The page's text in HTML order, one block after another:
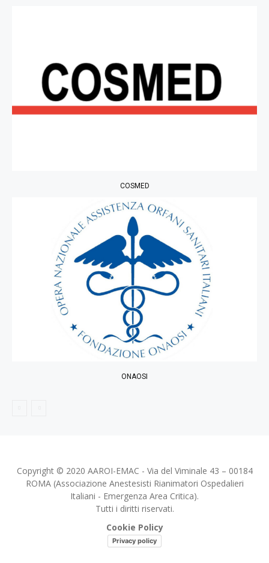
COSMED
ONAOSI
Copyright © 2020 AAROI-EMAC - Via del Viminale 43 – 00184
ROMA (Associazione Anestesisti Rianimatori Ospedalieri
Italiani - Emergenza Area Critica).
Tutti i diritti riservati.
Cookie Policy
Privacy policy